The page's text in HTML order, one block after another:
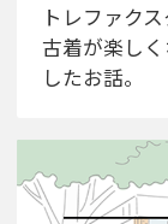
トレファク
古着が楽し
したお話。